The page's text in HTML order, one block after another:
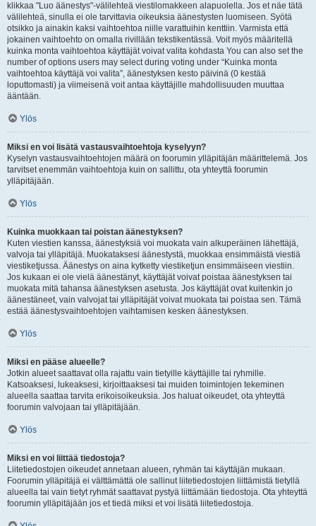
klikkaa "Luo äänestys"-välilehteä viestilomakkeen alapuolella. Jos et näe tätä
välilehteä, sinulla ei ole tarvittavia oikeuksia äänestysten luomiseen. Syötä
otsikko ja ainakin kaksi vaihtoehtoa niille varattuihin kenttiin. Varmista että
jokainen vaihtoehto on omalla rivillään tekstikentässä. Voit myös määritellä
kuinka monta vaihtoehtoa käyttäjät voivat valita kohdasta You can also set the
number of options users may select during voting under “Kuinka monta
vaihtoehtoa käyttäjä voi valita”, äänestyksen kesto päivinä (0 kestää
loputtomasti) ja viimeisenä voit antaa käyttäjille mahdollisuuden muuttaa
ääntään.
Ylös
Miksi en voi lisätä vastausvaihtoehtoja kyselyyn?
Kyselyn vastausvaihtoehtojen määrä on foorumin ylläpitäjän määrittelemä. Jos
tarvitset enemmän vaihtoehtoja kuin on sallittu, ota yhteyttä foorumin
ylläpitäjään.
Ylös
Kuinka muokkaan tai poistan äänestyksen?
Kuten viestien kanssa, äänestyksiä voi muokata vain alkuperäinen lähettäjä,
valvoja tai ylläpitäjä. Muokataksesi äänestystä, muokkaa ensimmäistä viestiä
viestiketjussa. Äänestys on aina kytketty viestiketjun ensimmäiseen viestiin.
Jos kukaan ei ole vielä äänestänyt, käyttäjät voivat poistaa äänestyksen tai
muokata mitä tahansa äänestyksen asetusta. Jos käyttäjät ovat kuitenkin jo
äänestäneet, vain valvojat tai ylläpitäjät voivat muokata tai poistaa sen. Tämä
estää äänestysvaihtoehtojen vaihtamisen kesken äänestyksen.
Ylös
Miksi en pääse alueelle?
Jotkin alueet saattavat olla rajattu vain tietyille käyttäjille tai ryhmille.
Katsoaksesi, lukeaksesi, kirjoittaaksesi tai muiden toimintojen tekeminen
alueella saattaa tarvita erikoisoikeuksia. Jos haluat oikeudet, ota yhteyttä
foorumin valvojaan tai ylläpitäjään.
Ylös
Miksi en voi liittää tiedostoja?
Liitetiedostojen oikeudet annetaan alueen, ryhmän tai käyttäjän mukaan.
Foorumin ylläpitäjä ei välttämättä ole sallinut liitetiedostojen liittämistä tietyllä
alueella tai vain tietyt ryhmät saattavat pystyä liittämään tiedostoja. Ota yhteyttä
foorumin ylläpitäjään jos et tiedä miksi et voi lisätä liitetiedostoja.